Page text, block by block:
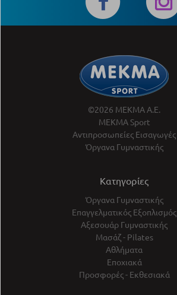
©2026 ΜΕΚΜΑ Α.Ε.
ΜΕΚΜΑ Sport
Αντιπροσωπείες Εισαγωγές
Όργανα Γυμναστικής
Κατηγορίες
Όργανα Γυμναστικής
Επαγγελματικός Εξοπλισμός
Αξεσουάρ Γυμναστικής
Μασάζ - Pilates
Αθλήματα
Εποχιακά
Προσφορές - Εκθεσιακά